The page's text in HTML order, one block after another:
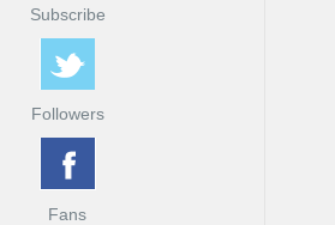
Subscribe
Followers
Fans